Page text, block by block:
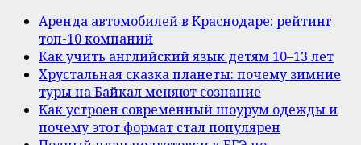
Аренда автомобилей в Краснодаре: рейтинг
топ-10 компаний
Как учить английский язык детям 10–13 лет
Хрустальная сказка планеты: почему зимние
туры на Байкал меняют сознание
Как устроен современный шоурум одежды и
почему этот формат стал популярен